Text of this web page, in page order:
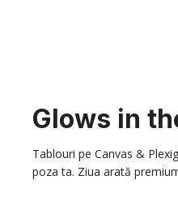
Glows in
Tablouri pe Canvas &
poza ta. Ziua arată